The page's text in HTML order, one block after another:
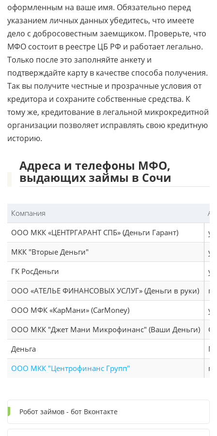
оформленным на ваше имя. Обязательно перед
указанием личных данных убедитесь, что имеете
дело с добросовестным заемщиком. Проверьте, что
МФО состоит в реестре ЦБ РФ и работает легально.
Только после это заполняйте анкету и
подтверждайте карту в качестве способа получения.
Так вы получите честные и прозрачные условия от
кредитора и сохраните собственные средства. К
тому же, кредитование в легальной микрокредитной
организации позволяет исправлять свою кредитную
историю.
Адреса и телефоны МФО,
выдающих займы в Сочи
Компания
ООО МКК «ЦЕНТРГАРАНТ СПБ» (Деньги Гарант)
МКК "Вторые Деньги"
ГК РосДеньги
ООО «АТЕЛЬЕ ФИНАНСОВЫХ УСЛУГ» (Деньги в руки)
г.
ООО МФК «КарМани» (CarMoney)
ООО МКК "Джет Мани Микрофинанс" (Ваши Деньги)
Деньга
ООО МКК "Центрофинанс Групп"
г.
Робот займов - бот Вконтакте